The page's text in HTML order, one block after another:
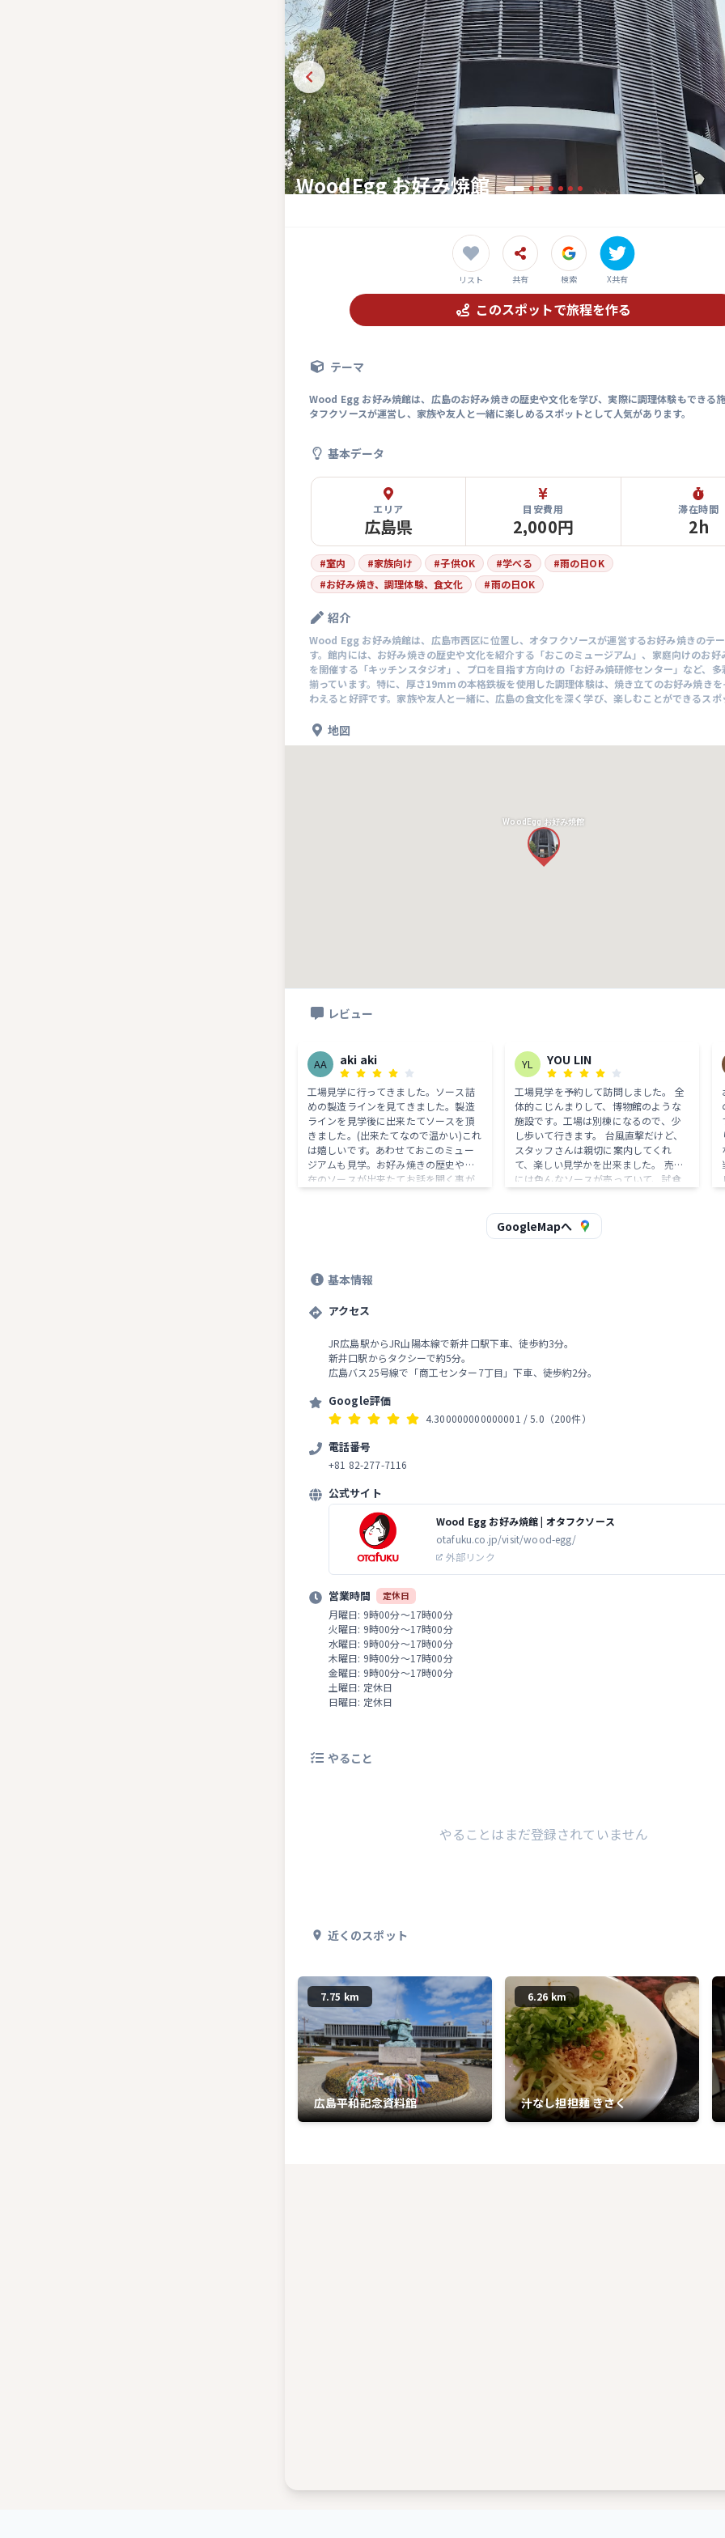
WoodEgg お好み焼館
リスト 共有 検索 X共有
このスポットで旅程を作る
テーマ
Wood Egg お好み焼館は、広島のお好み焼きの歴史や文化を学び、実際に調理体験もできる
タフクソースが運営し、家族や友人と一緒に楽しめるスポットとして人気があります。
基本データ
エリア
広島県
目安費用
2,000円
滞在時間
2h
#室内 #家族向け #子供OK #学べる #雨の日OK
#お好み焼き、調理体験、食文化 #雨の日OK
紹介
Wood Egg お好み焼館は、広島市西区に位置し、オタフクソースが運営するお好み焼きのテ
す。館内には、お好み焼きの歴史や文化を紹介する「おこのミュージアム」、家庭向けのお好
を開催する「キッチンスタジオ」、プロを目指す方向けの「お好み焼研修センター」など、多
揃っています。特に、厚さ19mmの本格鉄板を使用した調理体験は、焼き立てのお好み焼き
わえると好評です。家族や友人と一緒に、広島の食文化を深く学び、楽しむことができるスポ
地図
WoodEgg お好み焼館
レビュー
AA aki aki
工場見学に行ってきました。ソース詰
めの製造ラインを見てきました。製造
ラインを見学後に出来たてソースを頂
きました。(出来たてなので温かい)これ
は嬉しいです。あわせておこのミュー
ジアムも見学。お好み焼きの歴史や現
在のソースが出来たてお話を聞く事が
ドさんもとっても優しく丁寧に説明頂
YL YOU LIN
工場見学を予約して訪問しました。 全
体的こじんまりして、博物館のような
施設です。工場は別棟になるので、少
し歩いて行きます。 台風直撃だけど、
スタッフさんは親切に案内してくれ
て、楽しい見学かを出来ました。 売店
には色んなソースが売っていて、試食
も〜。 工場見学の後、その日に生産し
たお土産ももらえるので、とても嬉し
す。
GoogleMapへ
基本情報
アクセス
JR広島駅からJR山陽本線で新井口駅下車、徒歩約3分。
新井口駅からタクシーで約5分。
広島バス25号線で「商工センター7丁目」下車、徒歩約2分。
Google評価
4.300000000000001 / 5.0 （200件）
電話番号
+81 82-277-7116
公式サイト
Wood Egg お好み焼館 | オタフクソース
otafuku.co.jp/visit/wood-egg/
外部リンク
営業時間 定休日
月曜日: 9時00分～17時00分
火曜日: 9時00分～17時00分
水曜日: 9時00分～17時00分
木曜日: 9時00分～17時00分
金曜日: 9時00分～17時00分
土曜日: 定休日
日曜日: 定休日
やること
やることはまだ登録されていません
近くのスポット
7.75 km
広島平和記念資料館
6.26 km
汁なし担担麺 きさく